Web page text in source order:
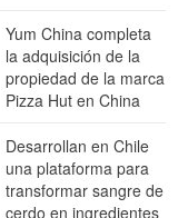
Yum China completa
la adquisición de la
propiedad de la marca
Pizza Hut en China
Desarrollan en Chile
una plataforma para
transformar sangre de
cerdo en ingredientes